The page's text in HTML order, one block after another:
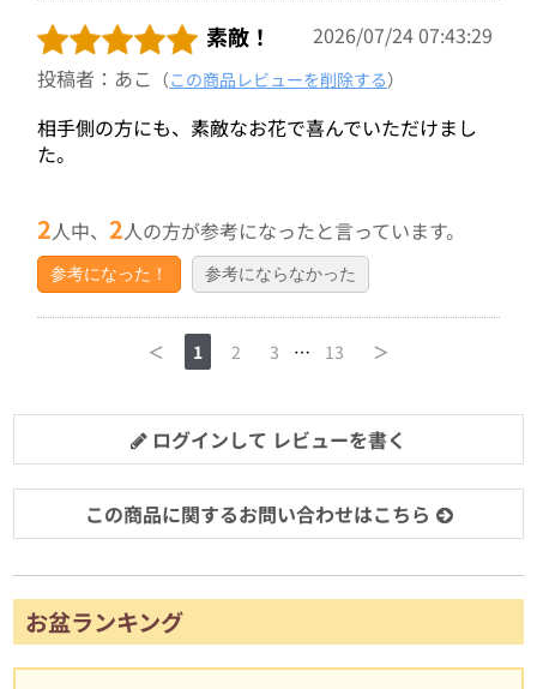
素敵！
2026/07/24 07:43:29
投稿者：あこ （この商品レビューを削除する）
相手側の方にも、素敵なお花で喜んでいただけまし
た。
2人中、 2人の方が参考になったと言っています。
参考になった！ 参考にならなかった
＜ 1 2 3 … 13 ＞
ログインして レビューを書く
この商品に関するお問い合わせはこちら
お盆ランキング